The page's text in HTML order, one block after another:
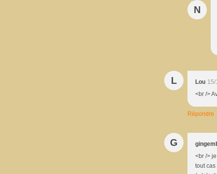
N
L Lou
<br />
Répondre
G
<br />
tout